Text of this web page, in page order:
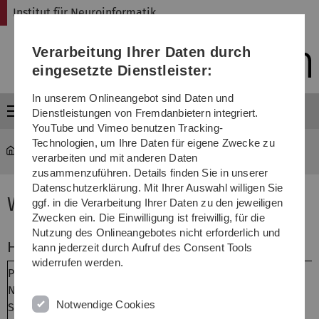
Direkt
Direkt
Direkt
(Sprache,
Drucken,
Media)
Direkt
Direkt
Institut für Neuroinformatik
Menü
Institut für Neuroinformatik Winter-Sem. 12/13
Winter-Semester 2012/2013
Hauptstudium
Prof.
Neumann, Dr.
Schwenker, S.
Verarbeitung Ihrer Daten durch
eingesetzte Dienstleister:
In unserem Onlineangebot sind Daten und
Dienstleistungen von Fremdanbietern integriert.
YouTube und Vimeo benutzen Tracking-
Technologien, um Ihre Daten für eigene Zwecke zu
verarbeiten und mit anderen Daten
zusammenzuführen. Details finden Sie in unserer
Datenschutzerklärung. Mit Ihrer Auswahl willigen Sie
ggf. in die Verarbeitung Ihrer Daten zu den jeweiligen
Zwecken ein. Die Einwilligung ist freiwillig, für die
Nutzung des Onlineangebotes nicht erforderlich und
kann jederzeit durch Aufruf des Consent Tools
widerrufen werden.
Notwendige Cookies